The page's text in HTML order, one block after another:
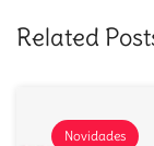
Related
Novidades